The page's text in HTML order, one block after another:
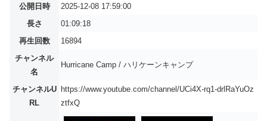
公開日時
2025-12-08 17:59:00
長さ
01:09:18
再生回数
16894
チャンネル
名
Hurricane Camp / ハリケーンキャンプ
チャンネルU
RL
https://www.youtube.com/channel/UCi4X-rq1-drlRaYuOz
ztfxQ